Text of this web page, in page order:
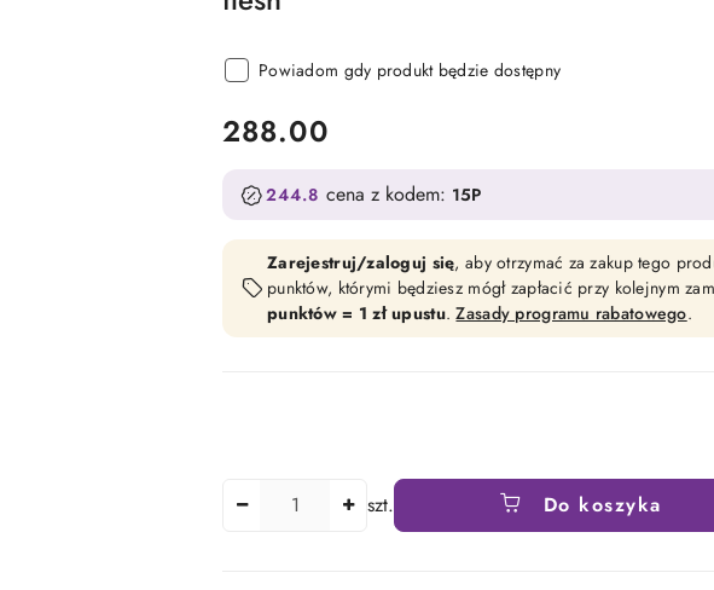
Powiadom gdy produkt będzie dostępny
cena:
288.00
244.8 cena z kodem: 15P
Zarejestruj/zaloguj się, aby otrzymać za zakup tego
punktów, którymi będziesz mógł zapłacić przy kolejnym
punktów = 1 zł upustu.Zasady programu rabatowego.
szt. Do koszyka